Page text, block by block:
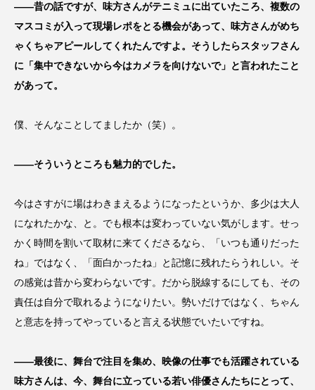
――昔の話ですが、味方さんがテニミュに出ていたころ、複数の
マスコミが入って現場レポをとる機会があって、味方さんがめち
ゃくちゃアピールしてくれたんですよ。そうしたらスタッフさん
に「集中できないから今はカメラを向けないで」と言われたこと
があって。
僕、そんなことしてましたか（笑）。
――そういうところも魅力的でした。
今はさすがに場はわきまえるようになったというか、多少は大人
になれたかな、と。でも根本は変わっていない気がします。せっ
かく時間を割いて取材に来てくださるなら、「いつも通りだった
ね」ではなく、「面白かったね」と記憶に残れたらうれしい。そ
の感覚は昔から変わらないです。だから脱線するにしても、その
責任は自分で取れるようになりたい。勢いだけではなく、ちゃん
と意志を持ってやっていると言える状態でいたいですね。
――最後に、舞台で注目を集め、映像の仕事でも活躍されている
味方さんは、今、舞台に立っている若い俳優さんたちにとって、